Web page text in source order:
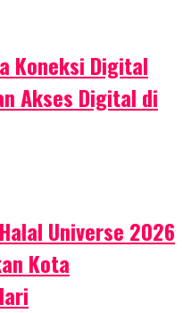
Koneksi Digital
Akses Digital di
Universe 2026
Kota